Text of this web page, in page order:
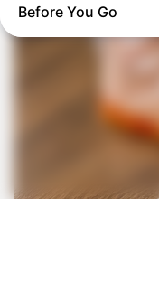
Remember Honey Boo
Before You Go